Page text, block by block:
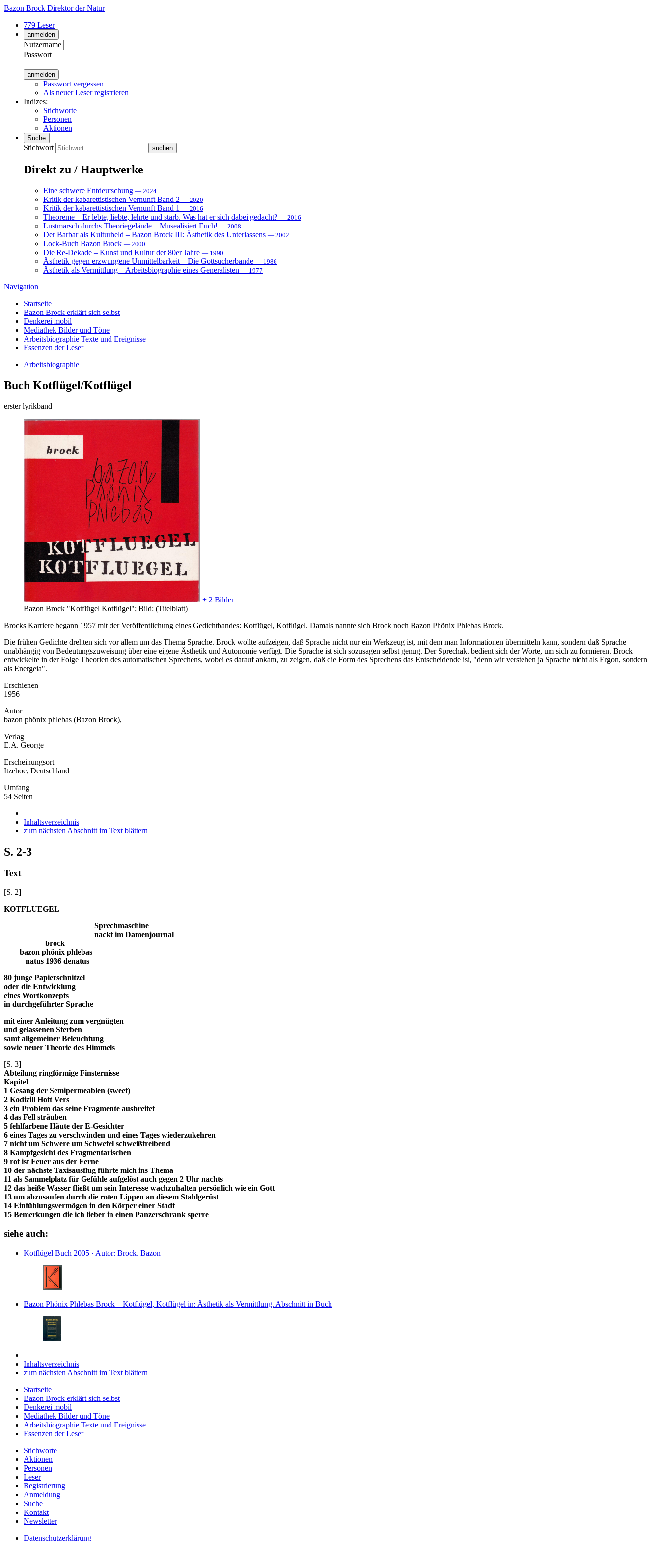
Bazon Brock Direktor der Natur
779 Leser
anmelden
Nutzername
Passwort
Passwort vergessen
Als neuer Leser registrieren
Indizes:
Stichworte
Personen
Aktionen
Suche
Stichwort
Direkt zu / Hauptwerke
Eine schwere Entdeutschung — 2024
Kritik der kabarettistischen Vernunft Band 2 — 2020
Kritik der kabarettistischen Vernunft Band 1 — 2016
Theoreme – Er lebte, liebte, lehrte und starb. Was hat er sich dabei gedacht? — 2016
Lustmarsch durchs Theoriegelände – Musealisiert Euch! — 2008
Der Barbar als Kulturheld – Bazon Brock III: Ästhetik des Unterlassens — 2002
Lock-Buch Bazon Brock — 2000
Die Re-Dekade – Kunst und Kultur der 80er Jahre — 1990
Ästhetik gegen erzwungene Unmittelbarkeit – Die Gottsucherbande — 1986
Ästhetik als Vermittlung – Arbeitsbiographie eines Generalisten — 1977
Navigation
Startseite
Bazon Brock erklärt sich selbst
Denkerei mobil
Mediathek Bilder und Töne
Arbeitsbiographie Texte und Ereignisse
Essenzen der Leser
Arbeitsbiographie
Buch Kotflügel/Kotflügel
erster lyrikband
+ 2 Bilder
Bazon Brock "Kotflügel Kotflügel"; Bild: (Titelblatt)
Brocks Karriere begann 1957 mit der Veröffentlichung eines Gedichtbandes: Kotflügel, Kotflügel. Damals nannte sich Brock noch Bazon Phönix Phlebas Brock.
Die frühen Gedichte drehten sich vor allem um das Thema Sprache. Brock wollte aufzeigen, daß Sprache nicht nur ein Werkzeug ist, mit dem man Informationen übermitteln kann, sondern daß Sprache
unabhängig von Bedeutungszuweisung über eine eigene Ästhetik und Autonomie verfügt. Die Sprache ist sich sozusagen selbst genug. Der Sprechakt bedient sich der Worte, um sich zu formieren. Brock
entwickelte in der Folge Theorien des automatischen Sprechens, wobei es darauf ankam, zu zeigen, daß die Form des Sprechens das Entscheidende ist, "denn wir verstehen ja Sprache nicht als Ergon, sondern
als Energeia".
Erschienen
1956
Autor
bazon phönix phlebas (Bazon Brock),
Verlag
E.A. George
Erscheinungsort
Itzehoe, Deutschland
Umfang
54 Seiten
Inhaltsverzeichnis
zum nächsten Abschnitt im Text blättern
S. 2-3
Text
[S. 2]
KOTFLUEGEL
Sprechmaschine
nackt im Damenjournal
brock
bazon phönix phlebas
natus 1936 denatus
80 junge Papierschnitzel
oder die Entwicklung
eines Wortkonzepts
in durchgeführter Sprache
mit einer Anleitung zum vergnügten
und gelassenen Sterben
samt allgemeiner Beleuchtung
sowie neuer Theorie des Himmels
[S. 3]
Abteilung ringförmige Finsternisse
Kapitel
1 Gesang der Semipermeablen (sweet)
2 Kodizill Hott Vers
3 ein Problem das seine Fragmente ausbreitet
4 das Fell sträuben
5 fehlfarbene Häute der E-Gesichter
6 eines Tages zu verschwinden und eines Tages wiederzukehren
7 nicht um Schwere um Schwefel schweißtreibend
8 Kampfgesicht des Fragmentarischen
9 rot ist Feuer aus der Ferne
10 der nächste Taxisausflug führte mich ins Thema
11 als Sammelplatz für Gefühle aufgelöst auch gegen 2 Uhr nachts
12 das heiße Wasser fließt um sein Interesse wachzuhalten persönlich wie ein Gott
13 um abzusaufen durch die roten Lippen an diesem Stahlgerüst
14 Einfühlungsvermögen in den Körper einer Stadt
15 Bemerkungen die ich lieber in einen Panzerschrank sperre
siehe auch:
Kotflügel Buch 2005 · Autor: Brock, Bazon
Bazon Phönix Phlebas Brock – Kotflügel, Kotflügel in: Ästhetik als Vermittlung. Abschnitt in Buch
Inhaltsverzeichnis
zum nächsten Abschnitt im Text blättern
Startseite
Bazon Brock erklärt sich selbst
Denkerei mobil
Mediathek Bilder und Töne
Arbeitsbiographie Texte und Ereignisse
Essenzen der Leser
Stichworte
Aktionen
Personen
Leser
Registrierung
Anmeldung
Suche
Kontakt
Newsletter
Datenschutzerklärung